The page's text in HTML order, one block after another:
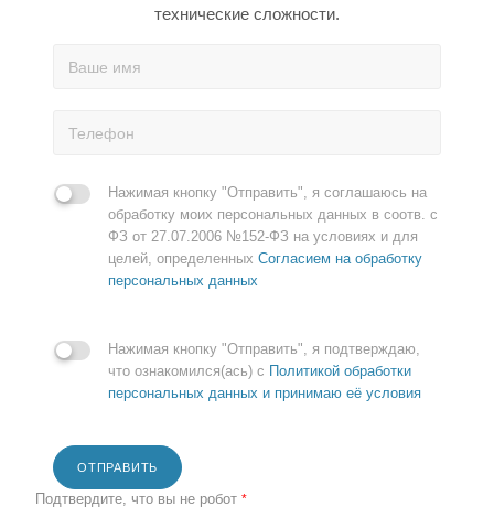
технические сложности.
Нажимая кнопку "Отправить", я соглашаюсь на
обработку моих персональных данных в соотв. с
ФЗ от 27.07.2006 №152-ФЗ на условиях и для
целей, определенных Согласием на обработку
персональных данных
Нажимая кнопку "Отправить", я подтверждаю,
что ознакомился(ась) с Политикой обработки
персональных данных и принимаю её условия
ОТПРАВИТЬ
Подтвердите, что вы не робот *